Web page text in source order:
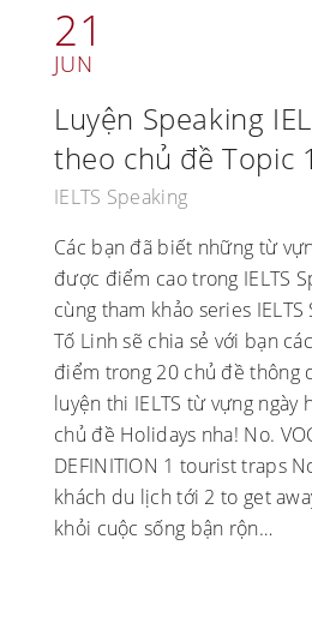
21
JUN
Luyện Speaking
theo chủ đề Topic
IELTS Speaking
Các bạn đã biết những từ
được điểm cao trong IELTS
cùng tham khảo series IELTS
Tố Linh sẽ chia sẻ với bạn
điểm trong 20 chủ đề thông
luyện thi IELTS từ vựng ngày
chủ đề Holidays nha! No.
DEFINITION 1 tourist traps
khách du lịch tới 2 to get
khỏi cuộc sống bận rộn…